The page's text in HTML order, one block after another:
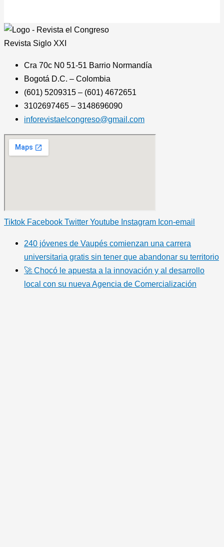
Revista Siglo XXI
Cra 70c N0 51-51 Barrio Normandía
Bogotá D.C. – Colombia
(601) 5209315 – (601) 4672651
3102697465 – 3148696090
inforevistaelcongreso@gmail.com
Tiktok Facebook Twitter Youtube Instagram Icon-email
240 jóvenes de Vaupés comienzan una carrera
universitaria gratis sin tener que abandonar su territorio
🚀 Chocó le apuesta a la innovación y al desarrollo
local con su nueva Agencia de Comercialización